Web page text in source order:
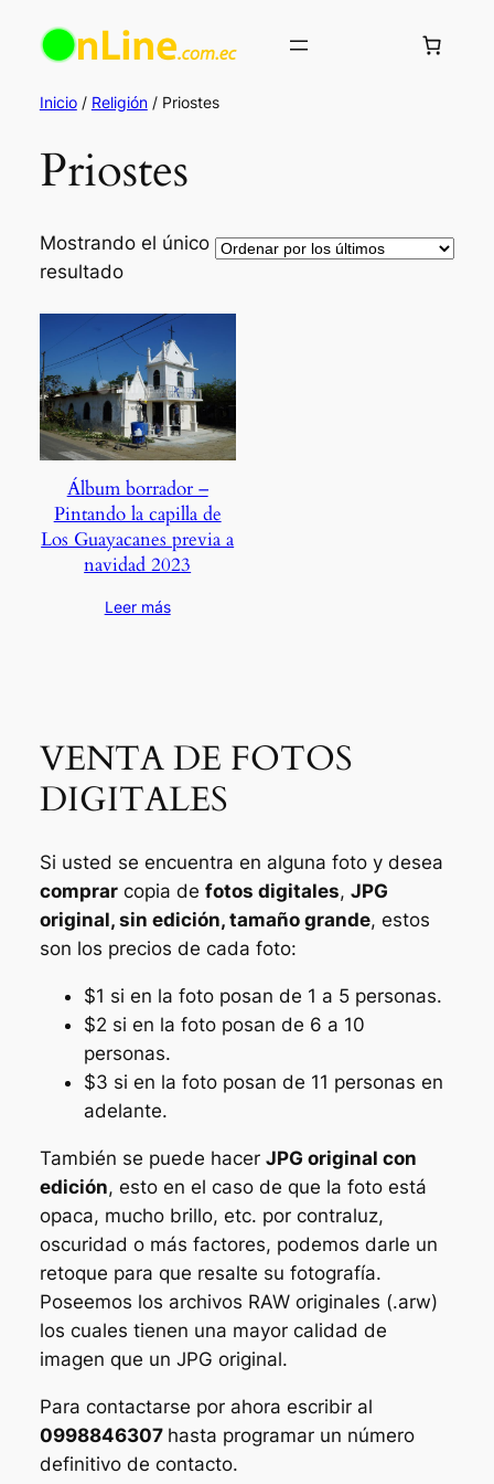
Inicio/ Religión/ Priostes
Priostes
Mostrando el único
resultado
Álbum borrador –
Pintando la capilla de
Los Guayacanes previa a
navidad 2023
Leer más
VENTA DE FOTOS
DIGITALES
Si usted se encuentra en alguna foto y desea
comprarcopia de fotos digitales, JPG
original, sin edición, tamaño grande, estos
son los precios de cada foto:
$1 si en la foto posan de 1 a 5 personas.
$2 si en la foto posan de 6 a 10
personas.
$3 si en la foto posan de 11 personas en
adelante.
También se puede hacer JPG original con
edición, esto en el caso de que la foto está
opaca, mucho brillo, etc. por contraluz,
oscuridad o más factores, podemos darle un
retoque para que resalte su fotografía.
Poseemos los archivos RAW originales (.arw)
los cuales tienen una mayor calidad de
imagen que un JPG original.
Para contactarse por ahora escribir al
0998846307 hasta programar un número
definitivo de contacto.